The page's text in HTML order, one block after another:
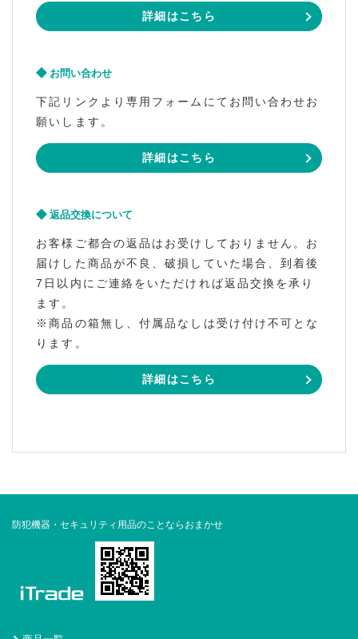
詳細はこちら
お問い合わせ
下記リンクより専用フォームにてお問い合わせお
願いします。
詳細はこちら
返品交換について
お客様ご都合の返品はお受けしておりません。お
届けした商品が不良、破損していた場合、到着後
7日以内にご連絡をいただければ返品交換を承り
ます。
※商品の箱無し、付属品なしは受け付け不可とな
ります。
詳細はこちら
防犯機器・セキュリティ用品のことならおまかせ